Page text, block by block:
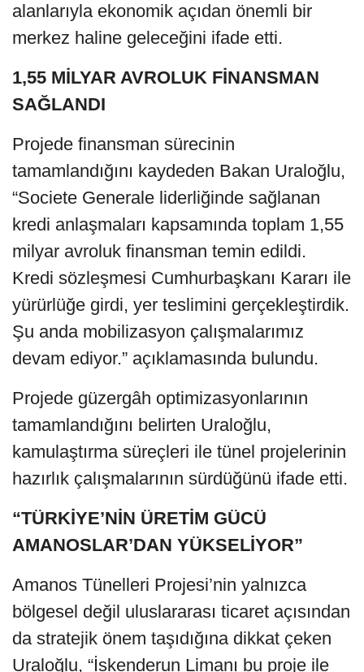
alanlarıyla ekonomik açıdan önemli bir
merkez haline geleceğini ifade etti.
1,55 MİLYAR AVROLUK FİNANSMAN
SAĞLANDI
Projede finansman sürecinin
tamamlandığını kaydeden Bakan Uraloğlu,
“Societe Generale liderliğinde sağlanan
kredi anlaşmaları kapsamında toplam 1,55
milyar avroluk finansman temin edildi.
Kredi sözleşmesi Cumhurbaşkanı Kararı ile
yürürlüğe girdi, yer teslimini gerçekleştirdik.
Şu anda mobilizasyon çalışmalarımız
devam ediyor.” açıklamasında bulundu.
Projede güzergâh optimizasyonlarının
tamamlandığını belirten Uraloğlu,
kamulaştırma süreçleri ile tünel projelerinin
hazırlık çalışmalarının sürdüğünü ifade etti.
“TÜRKİYE’NİN ÜRETİM GÜCÜ
AMANOSLAR’DAN YÜKSELİYOR”
Amanos Tünelleri Projesi’nin yalnızca
bölgesel değil uluslararası ticaret açısından
da stratejik önem taşıdığına dikkat çeken
Uraloğlu, “İskenderun Limanı bu proje ile